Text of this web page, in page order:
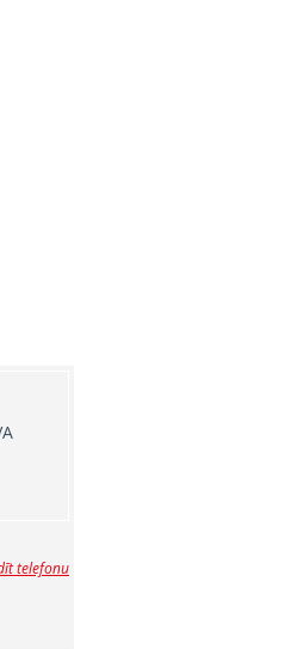
telefonu